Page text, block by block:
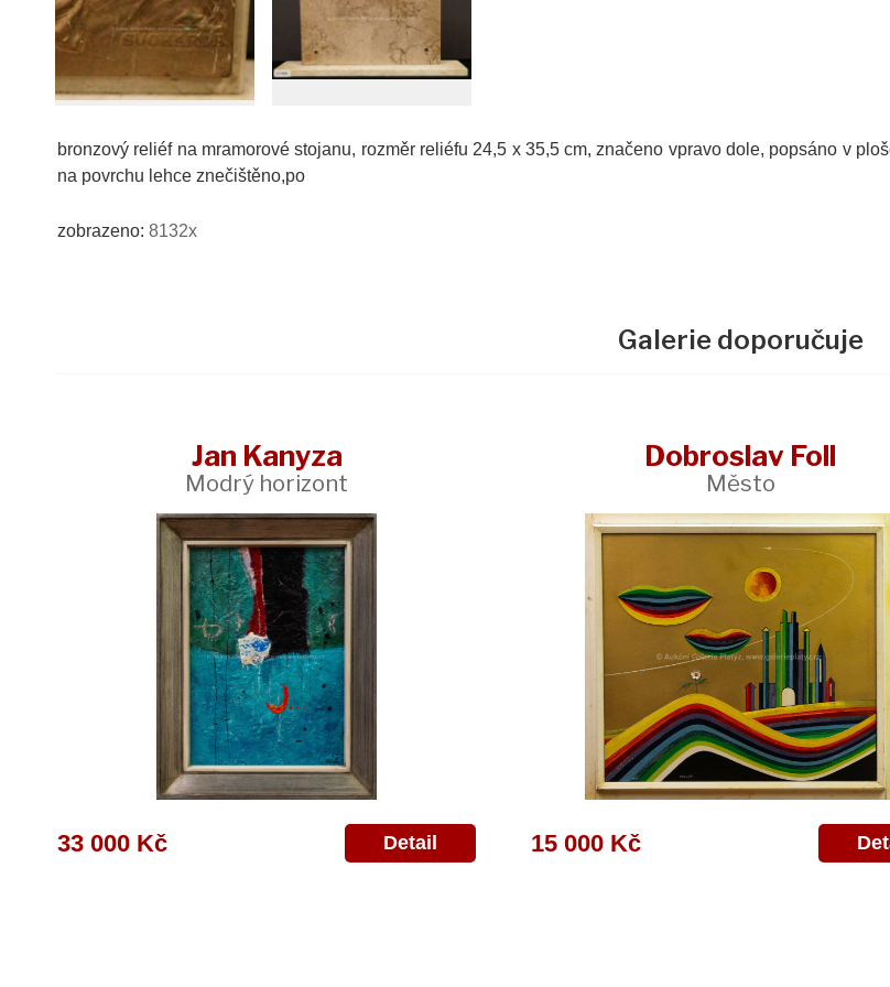
bronzový reliéf na mramorové stojanu, rozměr reliéfu 24,5 x 35,5 cm, značeno vpravo dole, popsáno v
na povrchu lehce znečištěno,po
zobrazeno: 8132x
Galerie doporučuje
Jan Kanyza
Modrý horizont
33 000 Kč Detail
Dobroslav Foll
Město
15 000 Kč